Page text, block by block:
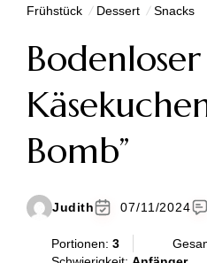
Frühstück Dessert Snacks
Bodenloser
Bomb”
Judith 07/11/2024
Portionen: 3